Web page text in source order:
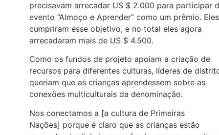
precisavam arrecadar US $ 2.000 para participar
evento “Almoço e Aprender” como um prêmio. Eles
cumpriram esse objetivo, e no total eles agora
arrecadaram mais de US $ 4.500.
Como os fundos de projeto apoiam a criação de
recursos para diferentes culturas, líderes de
queriam que as crianças aprendessem sobre as
conexões multiculturais da denominação.
Nos conectamos a [a cultura de Primeiras
Nações] porque é claro que as crianças estão